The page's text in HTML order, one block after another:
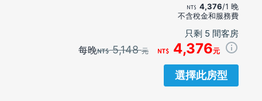
4,376/1 晚
不含稅金和服務費
只剩 5 間客房
每晚 5,148元 4,376元
選擇此房型